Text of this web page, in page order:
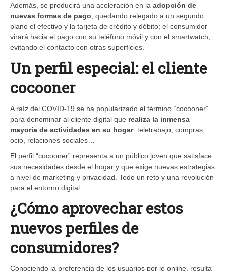
Además, se producirá una aceleración en la adopción de
nuevas formas de pago , quedando relegado a un segundo
plano el efectivo y la tarjeta de crédito y débito; el consumidor
virará hacia el pago con su teléfono móvil y con el smartwatch,
evitando el contacto con otras superficies.
Un perfil especial: el cliente
cocooner
A raíz del COVID-19 se ha popularizado el término “cocooner”
para denominar al cliente digital que realiza la inmensa
mayoría de actividades en su hogar: teletrabajo, compras,
ocio, relaciones sociales…
El perfil “cocooner” representa a un público joven que satisface
sus necesidades desde el hogar y que exige nuevas estrategias
a nivel de marketing y privacidad. Todo un reto y una revolución
para el entorno digital.
¿Cómo aprovechar estos
nuevos perfiles de
consumidores?
Conociendo la preferencia de los usuarios por lo online, resulta